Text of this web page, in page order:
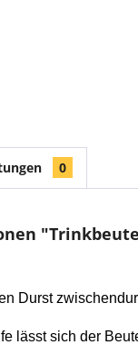
0
Durst
lässt sich der